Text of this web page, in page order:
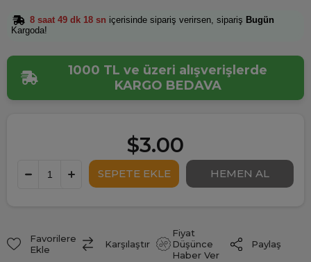
8 saat 49 dk 18 sn içerisinde sipariş verirsen, sipariş Bugün
Kargoda!
1000 TL ve üzeri alışverişlerde
KARGO BEDAVA
$3.00
Favorilere
Ekle
Karşılaştır
Fiyat
Düşünce
Haber Ver
Paylaş